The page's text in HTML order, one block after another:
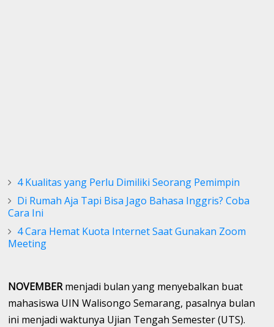
4 Kualitas yang Perlu Dimiliki Seorang Pemimpin
Di Rumah Aja Tapi Bisa Jago Bahasa Inggris? Coba
Cara Ini
4 Cara Hemat Kuota Internet Saat Gunakan Zoom
Meeting
NOVEMBERmenjadi bulan yang menyebalkan buat
mahasiswa UIN Walisongo Semarang, pasalnya bulan
ini menjadi waktunya Ujian Tengah Semester (UTS).